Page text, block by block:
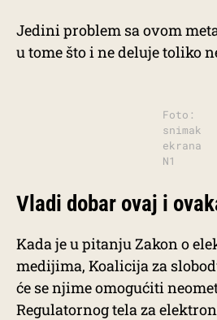
Jedini problem sa ovom
u tome što i ne deluje toliko
Foto:
snimak
ekrana
N1
Vladi dobar ovaj i
Kada je u pitanju Zakon o
medijima, Koalicija za
će se njime omogućiti
Regulatornog tela za